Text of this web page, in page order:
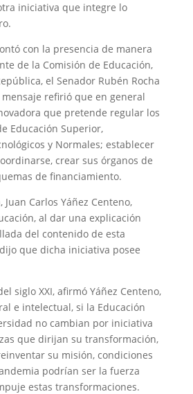
iniciativa que integre lo
con la presencia de manera
de la Comisión de Educación,
el Senador Rubén Rocha
refirió que en general
que pretende regular los
Educación Superior,
y Normales; establecer
crear sus órganos de
de financiamiento.
Carlos Yáñez Centeno,
al dar una explicación
del contenido de esta
que dicha iniciativa posee
siglo XXI, afirmó Yáñez Centeno,
e intelectual, si la Educación
no cambian por iniciativa
que dirijan su transformación,
su misión, condiciones
podrían ser la fuerza
estas transformaciones.